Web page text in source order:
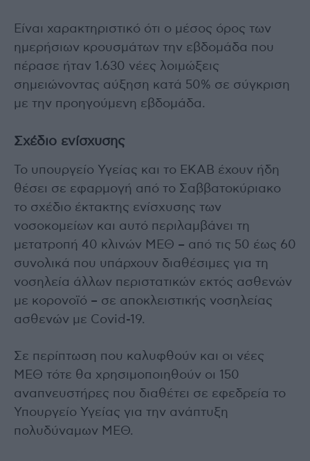
Είναι χαρακτηριστικό ότι ο μέσος όρος των
ημερήσιων κρουσμάτων την εβδομάδα που
πέρασε ήταν 1.630 νέες λοιμώξεις
σημειώνοντας αύξηση κατά 50% σε σύγκριση
με την προηγούμενη εβδομάδα.
Σχέδιο ενίσχυσης
Το υπουργείο Υγείας και το ΕΚΑΒ έχουν ήδη
θέσει σε εφαρμογή από το Σαββατοκύριακο
το σχέδιο έκτακτης ενίσχυσης των
νοσοκομείων και αυτό περιλαμβάνει τη
μετατροπή 40 κλινών ΜΕΘ – από τις 50 έως 60
συνολικά που υπάρχουν διαθέσιμες για τη
νοσηλεία άλλων περιστατικών εκτός ασθενών
με κορονοϊό – σε αποκλειστικής νοσηλείας
ασθενών με Covid-19.
Σε περίπτωση που καλυφθούν και οι νέες
ΜΕΘ τότε θα χρησιμοποιηθούν οι 150
αναπνευστήρες που διαθέτει σε εφεδρεία το
Υπουργείο Υγείας για την ανάπτυξη
πολυδύναμων ΜΕΘ.